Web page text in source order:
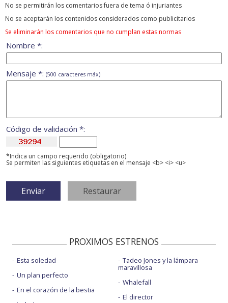
No se permitirán los comentarios fuera de tema ó injuriantes
No se aceptarán los contenidos considerados como publicitarios
Se eliminarán los comentarios que no cumplan estas normas
Nombre *:
Mensaje *: (500 caracteres máx)
Código de validación *:
*Indica un campo requerido (obligatorio)
Se permiten las siguientes etiquetas en el mensaje <b> <i> <u>
PROXIMOS ESTRENOS
Esta soledad
Un plan perfecto
En el corazón de la bestia
Tadeo Jones y la lámpara
maravillosa
Whalefall
El director